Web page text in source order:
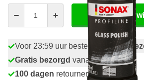
In mijn
Voor 23:59 uur besteld,
morgen
Gratis bezorgd vanaf € 50,-
100 dagen retourneren en ruilen